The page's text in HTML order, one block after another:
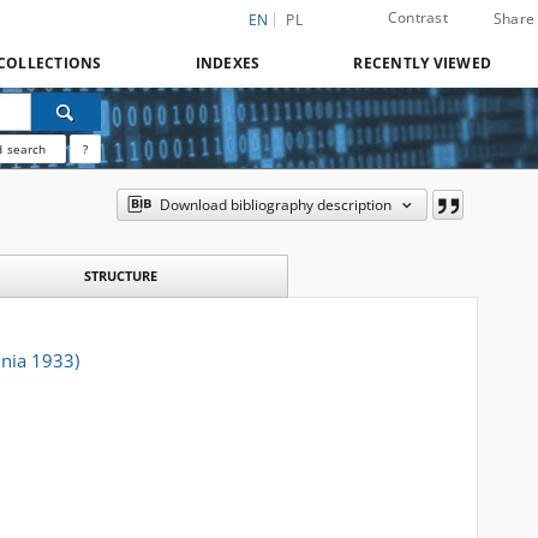
EN PL Contrast Share
INDEXES RECENTLY VIEWED
search ?
Download bibliography description
STRUCTURE
1933)